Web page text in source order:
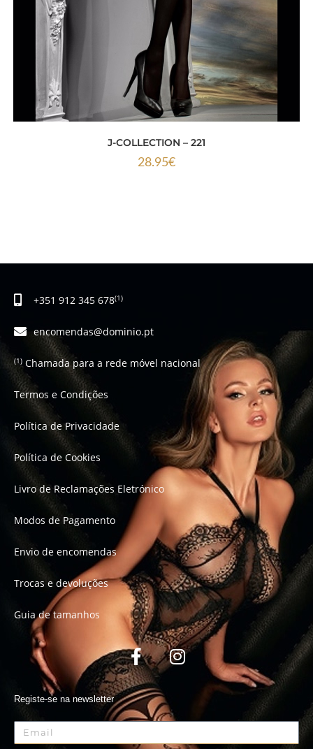
J-COLLECTION – 221
28.95€
+351 912 345 678(1)
encomendas@dominio.pt
(1)Chamada para a rede móvel nacional
Termos e Condições
Política de Privacidade
Política de Cookies
Livro de Reclamações Eletrónico
Modos de Pagamento
Envio de encomendas
Trocas e devoluções
Guia de tamanhos
Registe-se na newsletter